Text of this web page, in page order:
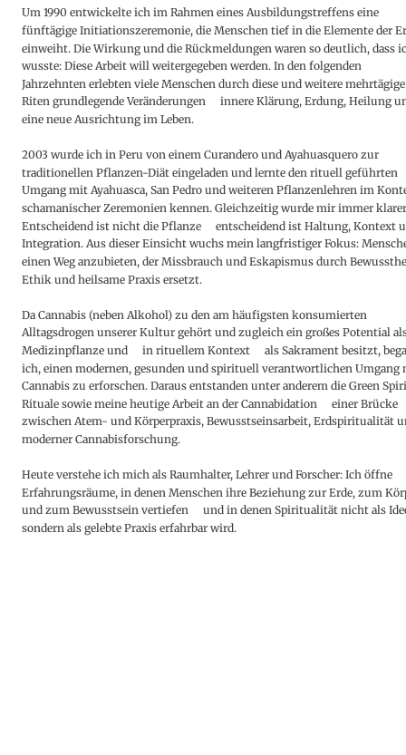
Um 1990 entwickelte ich im Rahmen eines Ausbildungstreffens eine
fünftägige Initiationszeremonie, die Menschen tief in die Elemente der
einweiht. Die Wirkung und die Rückmeldungen waren so deutlich, dass
wusste: Diese Arbeit will weitergegeben werden. In den folgenden
Jahrzehnten erlebten viele Menschen durch diese und weitere
Riten grundlegende Veränderungen – innere Klärung, Erdung, Heilung
eine neue Ausrichtung im Leben.
2003 wurde ich in Peru von einem Curandero und Ayahuasquero zur
traditionellen Pflanzen-Diät eingeladen und lernte den rituell geführten
Umgang mit Ayahuasca, San Pedro und weiteren Pflanzenlehren im
schamanischer Zeremonien kennen. Gleichzeitig wurde mir immer
Entscheidend ist nicht die Pflanze – entscheidend ist Haltung, Kontext
Integration. Aus dieser Einsicht wuchs mein langfristiger Fokus:
einen Weg anzubieten, der Missbrauch und Eskapismus durch
Ethik und heilsame Praxis ersetzt.
Da Cannabis (neben Alkohol) zu den am häufigsten konsumierten
Alltagsdrogen unserer Kultur gehört und zugleich ein großes Potential
Medizinpflanze und – in rituellem Kontext – als Sakrament besitzt,
ich, einen modernen, gesunden und spirituell verantwortlichen
Cannabis zu erforschen. Daraus entstanden unter anderem die Green
Rituale sowie meine heutige Arbeit an der Cannabidation – einer Brücke
zwischen Atem- und Körperpraxis, Bewusstseinsarbeit, Erdspiritualität
moderner Cannabisforschung.
Heute verstehe ich mich als Raumhalter, Lehrer und Forscher: Ich öffne
Erfahrungsräume, in denen Menschen ihre Beziehung zur Erde, zum
und zum Bewusstsein vertiefen – und in denen Spiritualität nicht als
sondern als gelebte Praxis erfahrbar wird.